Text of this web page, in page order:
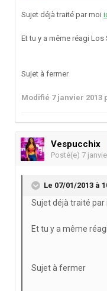
Sujet déjà traité par moi
Et tu y a même réagi Los
Sujet à fermer
Modifié 7 janvier 2013
Vespucchix
Posté(e) 7
Le 07/01/2013 à
Sujet déjà traité par
Et tu y a même
Sujet à fermer